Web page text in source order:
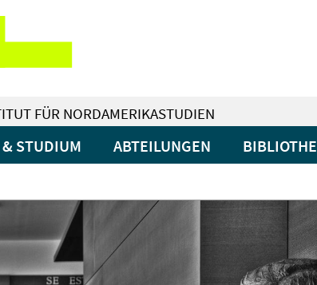
FÜR NORDAMERIKASTUDIEN
& STUDIUM ABTEILUNGEN